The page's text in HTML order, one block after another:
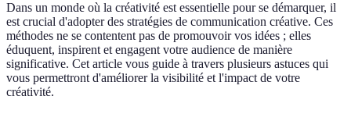
Dans un monde où la créativité est essentielle pour se démarquer, il
est crucial d'adopter des stratégies de communication créative. Ces
méthodes ne se contentent pas de promouvoir vos idées ; elles
éduquent, inspirent et engagent votre audience de manière
significative. Cet article vous guide à travers plusieurs astuces qui
vous permettront d'améliorer la visibilité et l'impact de votre
créativité.